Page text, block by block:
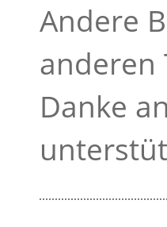
Andere
anderen
Danke